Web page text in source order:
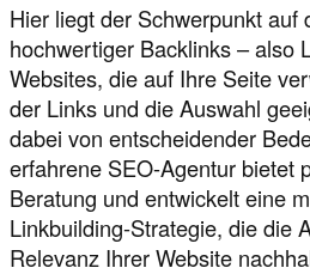
Hier liegt der Schwerpunkt auf
hochwertiger Backlinks – also
Websites, die auf Ihre Seite
der Links und die Auswahl
dabei von entscheidender
erfahrene SEO-Agentur bietet
Beratung und entwickelt eine
Linkbuilding-Strategie, die die
Relevanz Ihrer Website